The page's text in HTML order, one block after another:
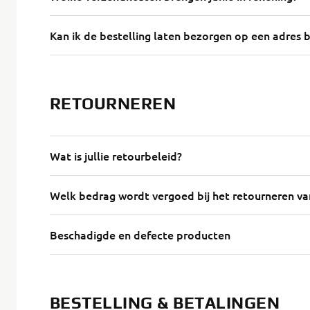
Kan ik de bestelling laten bezorgen op een adres
RETOURNEREN
Wat is jullie retourbeleid?
Welk bedrag wordt vergoed bij het retourneren
Beschadigde en defecte producten
BESTELLING & BETALINGEN